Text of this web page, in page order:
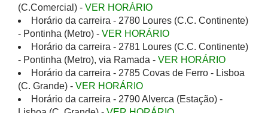
(C.Comercial) - VER HORÁRIO
Horário da carreira - 2780 Loures (C.C. Continente)
- Pontinha (Metro) - VER HORÁRIO
Horário da carreira - 2781 Loures (C.C. Continente)
- Pontinha (Metro), via Ramada - VER HORÁRIO
Horário da carreira - 2785 Covas de Ferro - Lisboa
(C. Grande) - VER HORÁRIO
Horário da carreira - 2790 Alverca (Estação) -